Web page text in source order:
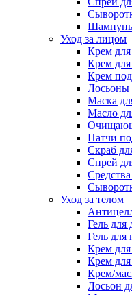
Шампунь
Уход за лицом
Крем для
Крем
Крем под
Лосьоны
Маска
Масло
Патчи
Скраб
Спрей
Уход за телом
Гель для
Гель для
Крем
Крем для
Крем/
Лосьон